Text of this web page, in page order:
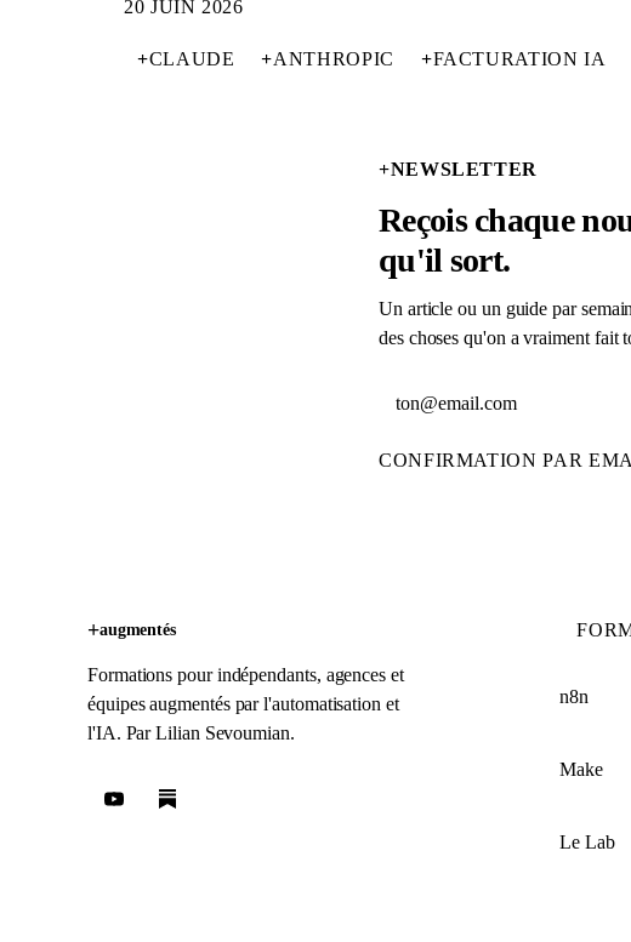
20 JUIN 2026
+CLAUDE +ANTHROPIC +FACTURATION IA
+NEWSLETTER
Reçois chaque
qu'il sort.
Un article ou un guide par
des choses qu'on a vraiment fait
CONFIRMATION PAR
+augmentés
Formations pour indépendants, agences et
équipes augmentés par l'automatisation et
l'IA. ParLilian Sevoumian.
n8n
Make
Le Lab